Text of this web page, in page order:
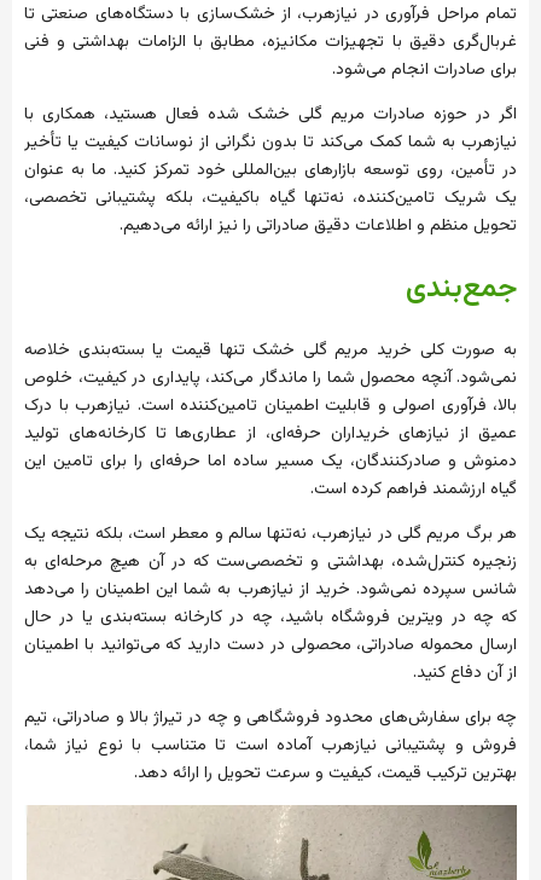
تمام مراحل فرآوری در نیازهرب، از خشک‌سازی با دستگاه‌های صنعتی تا
غربال‌گری دقیق با تجهیزات مکانیزه، مطابق با الزامات بهداشتی و فنی
برای صادرات انجام می‌شود.
اگر در حوزه صادرات مریم گلی خشک شده فعال هستید، همکاری با
نیازهرب به شما کمک می‌کند تا بدون نگرانی از نوسانات کیفیت یا تأخیر
در تأمین، روی توسعه بازارهای بین‌المللی خود تمرکز کنید. ما به عنوان
یک شریک تامین‌کننده، نه‌تنها گیاه باکیفیت، بلکه پشتیبانی تخصصی،
تحویل منظم و اطلاعات دقیق صادراتی را نیز ارائه می‌دهیم.
جمع‌بندی
به صورت کلی خرید مریم گلی خشک تنها قیمت یا بسته‌بندی خلاصه
نمی‌شود. آنچه محصول شما را ماندگار می‌کند، پایداری در کیفیت، خلوص
بالا، فرآوری اصولی و قابلیت اطمینان تامین‌کننده است. نیازهرب با درک
عمیق از نیازهای خریداران حرفه‌ای، از عطاری‌ها تا کارخانه‌های تولید
دمنوش و صادرکنندگان، یک مسیر ساده اما حرفه‌ای را برای تامین این
گیاه ارزشمند فراهم کرده است.
هر برگ مریم گلی در نیازهرب، نه‌تنها سالم و معطر است، بلکه نتیجه یک
زنجیره کنترل‌شده، بهداشتی و تخصصی‌ست که در آن هیچ مرحله‌ای به
شانس سپرده نمی‌شود. خرید از نیازهرب به شما این اطمینان را می‌دهد
که چه در ویترین فروشگاه باشید، چه در کارخانه بسته‌بندی یا در حال
ارسال محموله صادراتی، محصولی در دست دارید که می‌توانید با اطمینان
از آن دفاع کنید.
چه برای سفارش‌های محدود فروشگاهی و چه در تیراژ بالا و صادراتی، تیم
فروش و پشتیبانی نیازهرب آماده است تا متناسب با نوع نیاز شما،
بهترین ترکیب قیمت، کیفیت و سرعت تحویل را ارائه دهد.